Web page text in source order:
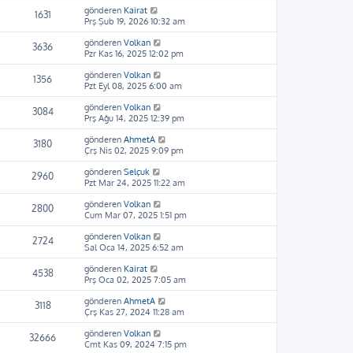
1631 gönderen Kairat
Prş Şub 19, 2026 10:32 am
3636 gönderen Volkan
Pzr Kas 16, 2025 12:02 pm
1356 gönderen Volkan
Pzt Eyl 08, 2025 6:00 am
3084 gönderen Volkan
Prş Ağu 14, 2025 12:39 pm
3180 gönderen AhmetA
Çrş Nis 02, 2025 9:09 pm
2960 gönderen Selçuk
Pzt Mar 24, 2025 11:22 am
2800 gönderen Volkan
Cum Mar 07, 2025 1:51 pm
2724 gönderen Volkan
Sal Oca 14, 2025 6:52 am
4538 gönderen Kairat
Prş Oca 02, 2025 7:05 am
3118 gönderen AhmetA
Çrş Kas 27, 2024 11:28 am
32666 gönderen Volkan
Cmt Kas 09, 2024 7:15 pm